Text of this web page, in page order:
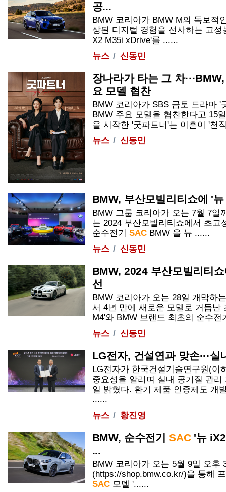
공...
BMW 코리아가 BMW M의 독보적
상된 디지털 경험을 선사하는 고
X2 M35i xDrive'를 ......
뉴스
신동민
장나라가 타는 그 차
요 모델 협찬
BMW 코리아가 SBS 금토 드라마 '
BMW 주요 모델을 협찬한다고 15
을 시작한 '굿파트너'는 이혼이 '천
뉴스
신동민
BMW, 부산모빌리티쇼에 '
BMW 그룹 코리아가 오는 7월 7일
는 2024 부산모빌리티쇼에서 초고
순수전기 SACBMW 올 뉴 ......
뉴스
신동민
BMW, 2024 부산모빌리티
선
BMW 코리아가 오는 28일 개막하
서 4년 만에 새로운 모델로 거듭난
M4'와 BMW 브랜드 최초의 순수전
뉴스
신동민
LG전자, 건설연과 맞손···
LG전자가 한국건설기술연구원(이
중요성을 알리며 실내 공기질 관
일 밝혔다. 환기 제품 인증제도 개
......
뉴스
황진영
BMW, 순수전기SAC'뉴 iX2
...
BMW 코리아가 오는 5월 9일 오후
(https://shop.bmw.co.kr/)을 통해
SAC모델 '......